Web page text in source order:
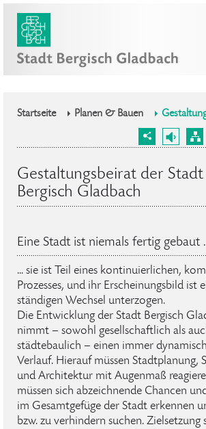
Startseite Planen & Bauen
Gestaltungsbeirat der Stadt
Bergisch Gladbach
Eine Stadt ist niemals fertig gebaut
... sie ist Teil eines kontinuierlichen,
Prozesses, und ihr Erscheinungsbild ist
ständigen Wechsel unterzogen.
Die Entwicklung der Stadt Bergisch
nimmt – sowohl gesellschaftlich als
städtebaulich – einen immer
Verlauf. Hierauf müssen Stadtplanung,
und Architektur mit Augenmaß
müssen sich abzeichnende Chancen
im Gesamtgefüge der Stadt erkennen
bzw. zu verhindern suchen. Zielsetzung